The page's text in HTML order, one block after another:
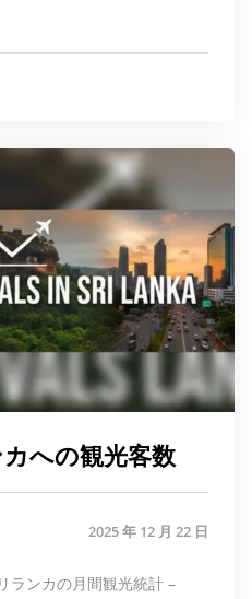
への観光客数
2025 年 12 月 22 日
ランカの月間観光統計 –